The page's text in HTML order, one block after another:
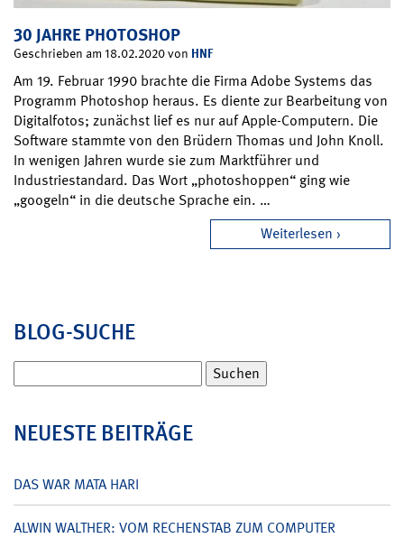
30 JAHRE PHOTOSHOP
Geschrieben am 18.02.2020 von HNF
Am 19. Februar 1990 brachte die Firma Adobe Systems das
Programm Photoshop heraus. Es diente zur Bearbeitung von
Digitalfotos; zunächst lief es nur auf Apple-Computern. Die
Software stammte von den Brüdern Thomas und John Knoll.
In wenigen Jahren wurde sie zum Marktführer und
Industriestandard. Das Wort „photoshoppen“ ging wie
„googeln“ in die deutsche Sprache ein. …
Weiterlesen
BLOG-SUCHE
nach:
NEUESTE BEITRÄGE
DAS WAR MATA HARI
ALWIN WALTHER: VOM RECHENSTAB ZUM COMPUTER